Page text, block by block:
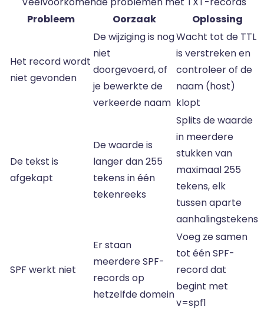
Probleem
Oorzaak Oplossing
Het record wordt
niet gevonden
De wijziging is nog
niet
doorgevoerd, of
je bewerkte de
verkeerde naam
Wacht tot de TTL
is verstreken en
controleer of de
naam (host)
klopt
De tekst is
afgekapt
De waarde is
langer dan 255
tekens in één
tekenreeks
Splits de waarde
in meerdere
stukken van
maximaal 255
tekens, elk
tussen aparte
aanhalingstekens
SPF werkt niet
Er staan
meerdere SPF-
records op
hetzelfde domein
Voeg ze samen
tot één SPF-
record dat
begint met
v=spf1